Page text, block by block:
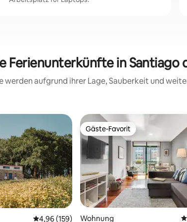
Ferienunterkünfte in Santiago
werden aufgrund ihrer Lage, Sauberkeit und
von 5, 397 Bewertungen
Durchschnittliche Bewertung: 4,96 von 5,
4,96 (159)
Gäste-Favorit
Gäste-Favorit
Wohnung